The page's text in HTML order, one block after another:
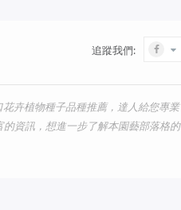
追蹤我們:
卉植物種子品種推薦，達人給您專業
資訊，想進一步了解本園藝部落格的